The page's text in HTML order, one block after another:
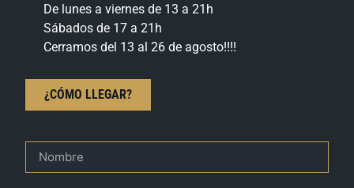
De lunes a viernes de 13 a 21h
Sábados de 17 a 21h
Cerramos del 13 al 26 de agosto!!!!
¿CÓMO LLEGAR?